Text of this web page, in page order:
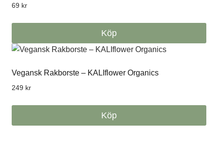
produktsidan
69 kr
Köp
Vegansk Rakborste – KALIflower Organics
249 kr
Köp